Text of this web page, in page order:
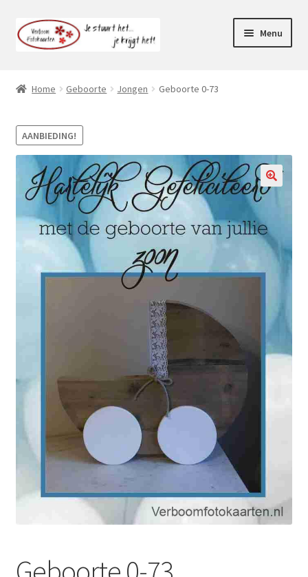
Ga
door
Ga
naar
Menu
Mijn account
Home Geboorte Jongen Geboorte 0-73
AANBIEDING!